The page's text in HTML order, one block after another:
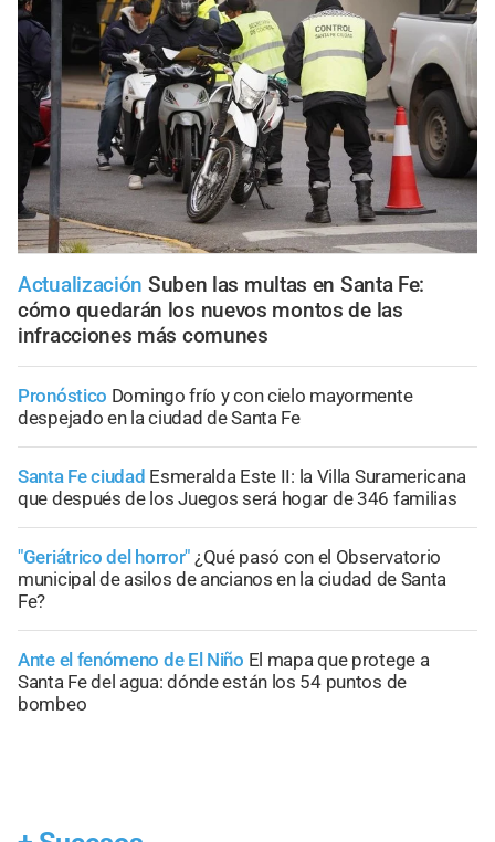
Actualización Suben las multas en Santa Fe:
cómo quedarán los nuevos montos de las
infracciones más comunes
Pronóstico Domingo frío y con cielo mayormente
despejado en la ciudad de Santa Fe
Santa Fe ciudad Esmeralda Este II: la Villa Suramericana
que después de los Juegos será hogar de 346 familias
"Geriátrico del horror" ¿Qué pasó con el Observatorio
municipal de asilos de ancianos en la ciudad de Santa
Fe?
Ante el fenómeno de El Niño El mapa que protege a
Santa Fe del agua: dónde están los 54 puntos de
bombeo